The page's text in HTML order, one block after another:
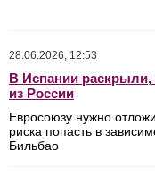
28.06.2026, 12:53
В Испании раскрыли,
из России
Евросоюзу нужно
риска попасть в
Бильбао